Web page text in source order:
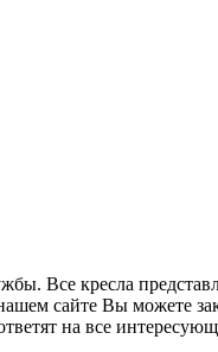
Все кресла
сайте Вы можете
на все